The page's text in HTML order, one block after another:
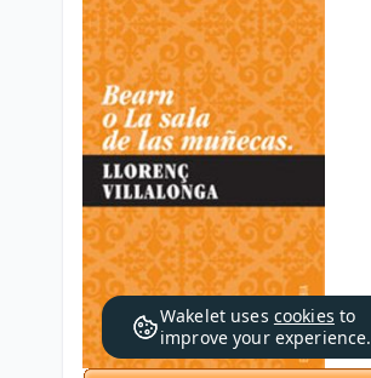
Wakelet uses cookies to
improve your experience.